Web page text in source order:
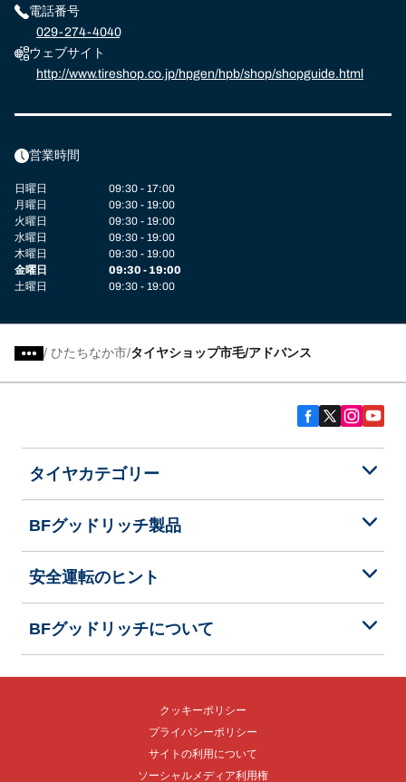
電話番号
029-274-4040
ウェブサイト
http://www.tireshop.co.jp/hpgen/hpb/shop/shopguide.html
営業時間
日曜日
09:30 - 17:00
月曜日
09:30 - 19:00
火曜日
09:30 - 19:00
水曜日
09:30 - 19:00
木曜日
09:30 - 19:00
金曜日
09:30 - 19:00
土曜日
09:30 - 19:00
/ ひたちなか市 タイヤショップ市毛/アドバンス
タイヤカテゴリー
BFグッドリッチ製品
安全運転のヒント
BFグッドリッチについて
クッキーポリシー
プライバシーポリシー
サイトの利用について
ソーシャルメディア利用権